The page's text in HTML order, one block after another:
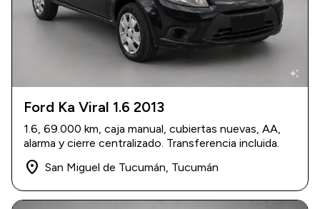
auto_awesome
2013|69.000 km
$ 10.300.000
Ford Ka Viral 1.6 2013
1.6, 69.000 km, caja manual, cubiertas nuevas, AA,
alarma y cierre centralizado. Transferencia incluida.
place San Miguel de Tucumán, Tucumán